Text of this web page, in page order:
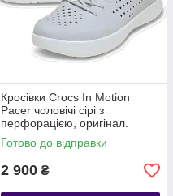
Кросівки Crocs In Motion
Pacer чоловічі сірі з
перфорацією, оригінал.
Готово до відправки
2 900 ₴